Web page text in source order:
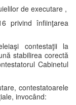
de executare ,
privind înfiinţarea
contestaţii la
stabilirea corectă
Cabinetul
contestatoarele
invocând: